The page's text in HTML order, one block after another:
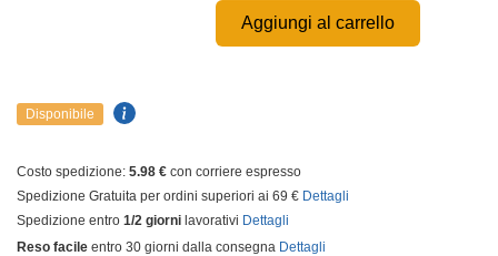
Aggiungi al carrello
Disponibile
Costo spedizione: 5.98 € con corriere espresso
Spedizione Gratuita per ordini superiori ai 69 € Dettagli
Spedizione entro 1/2 giorni lavorativi Dettagli
Reso facile entro 30 giorni dalla consegna Dettagli